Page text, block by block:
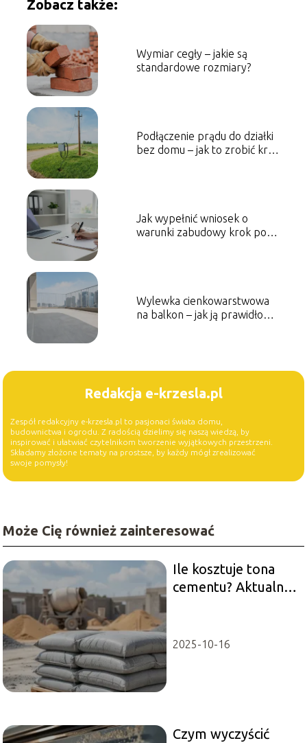
Zobacz także:
Wymiar cegły – jakie są
standardowe rozmiary?
Podłączenie prądu do działki
bez domu – jak to zrobić krok
Jak wypełnić wniosek o
warunki zabudowy krok po
Wylewka cienkowarstwowa
na balkon – jak ją prawidłowo
Redakcja e-krzesla.pl
Zespół redakcyjny e-krzesla.pl to pasjonaci świata domu,
budownictwa i ogrodu. Z radością dzielimy się naszą wiedzą, by
inspirować i ułatwiać czytelnikom tworzenie wyjątkowych przestrzeni.
Składamy złożone tematy na prostsze, by każdy mógł zrealizować
swoje pomysły!
Może Cię również zainteresować
Ile kosztuje tona
cementu? Aktualne
2025-10-16
Czym wyczyścić